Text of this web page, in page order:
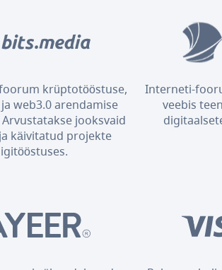
krüptotööstuse,
web3.0 arendamise
jooksvaid
käivitatud projekte
Interneti-
veebis